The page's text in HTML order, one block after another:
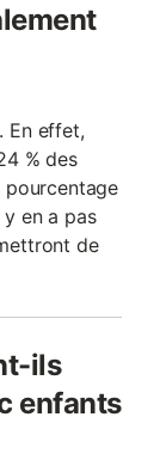
En effet,
% des
pourcentage
en a pas
de
ils
enfants